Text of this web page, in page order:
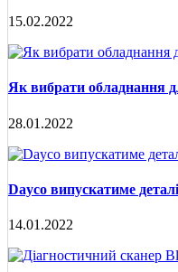
15.02.2022
Як вибрати обладнання
28.01.2022
Dayco випускатиме
14.01.2022